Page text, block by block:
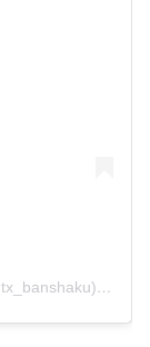
ドラマ25「晩酌の流儀4」【テレ東公式】(@tx_banshaku)がシェアした投稿